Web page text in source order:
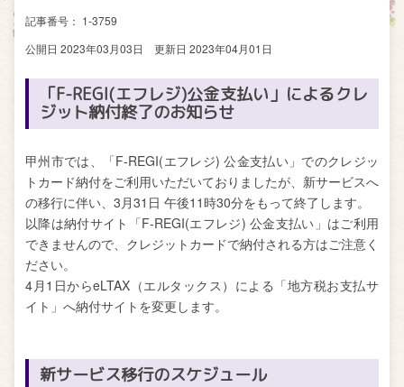
記事番号： 1-3759
公開日 2023年03月03日
更新日 2023年04月01日
「F-REGI(エフレジ)公金支払い」によるクレ
ジット納付終了のお知らせ
甲州市では、「F-REGI(エフレジ) 公金支払い」でのクレジッ
トカード納付をご利用いただいておりましたが、新サービスへ
の移行に伴い、3月31日 午後11時30分をもって終了します。
以降は納付サイト「F-REGI(エフレジ) 公金支払い」はご利用
できませんので、クレジットカードで納付される方はご注意く
ださい。
4月1日からeLTAX（エルタックス）による「地方税お支払サ
イト」へ納付サイトを変更します。
新サービス移行のスケジュール